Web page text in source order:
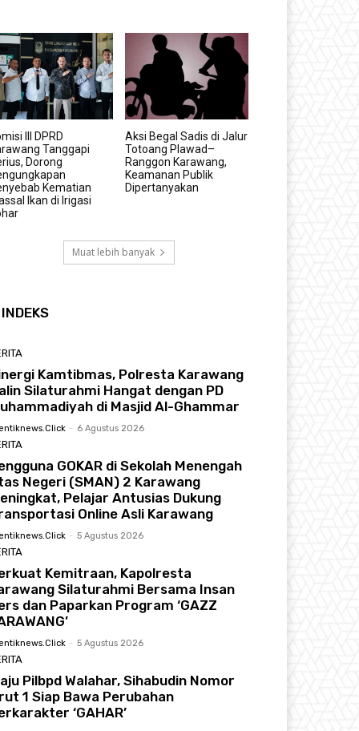
III DPRD
Tanggapi
Dorong
Kematian
Ikan di Irigasi
Aksi Begal Sadis di Jalur
Totoang Plawad–
Ranggon Karawang,
Keamanan Publik
Dipertanyakan
Muat lebih banyak
INDEKS
Kamtibmas, Polresta Karawang
Silaturahmi Hangat dengan PD
di Masjid Al-Ghammar
- 6 Agustus 2026
GOKAR di Sekolah Menengah
Negeri (SMAN) 2 Karawang
Pelajar Antusias Dukung
Online Asli Karawang
- 5 Agustus 2026
Kemitraan, Kapolresta
Silaturahmi Bersama Insan
dan Paparkan Program ‘GAZZ
- 5 Agustus 2026
Pilbpd Walahar, Sihabudin Nomor
1 Siap Bawa Perubahan
‘GAHAR’